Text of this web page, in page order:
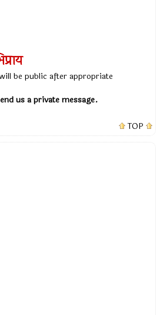
be public after appropriate
us a private message.
TOP